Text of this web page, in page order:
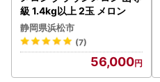
級 1.4kg以上 2玉 メロン
静岡県浜松市
(7)
56,000